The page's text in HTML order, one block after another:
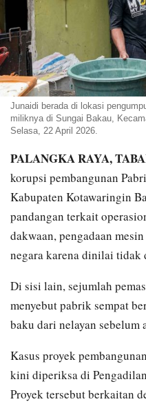
Junaidi berada di lokasi
miliknya di Sungai Bakau,
Selasa, 22 April 2026.
PALANGKA RAYA,
korupsi pembangunan
Kabupaten Kotawaringin
pandangan terkait
dakwaan, pengadaan
negara karena dinilai tidak
Di sisi lain, sejumlah
menyebut pabrik sempat
baku dari nelayan
Kasus proyek
kini diperiksa di
Proyek tersebut berkaitan